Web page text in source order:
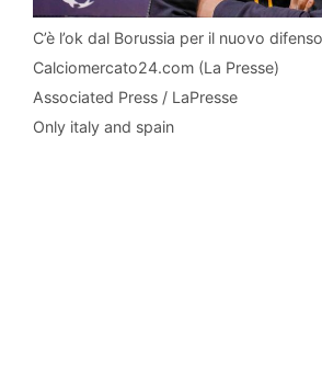
C’è l’ok dal Borussia per il nuovo
Calciomercato24.com (La Presse)
Associated Press / LaPresse
Only italy and spain